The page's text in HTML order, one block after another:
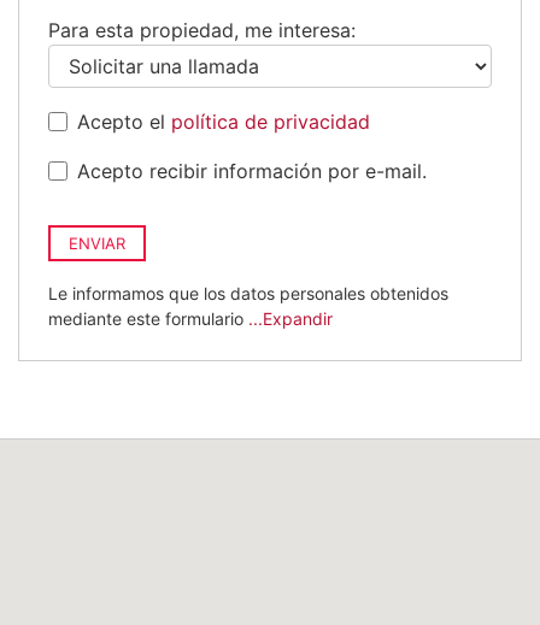
Para esta propiedad, me interesa:
Acepto el política de privacidad
Acepto recibir información por e-mail.
ENVIAR
Le informamos que los datos personales obtenidos
mediante este formulario ...Expandir